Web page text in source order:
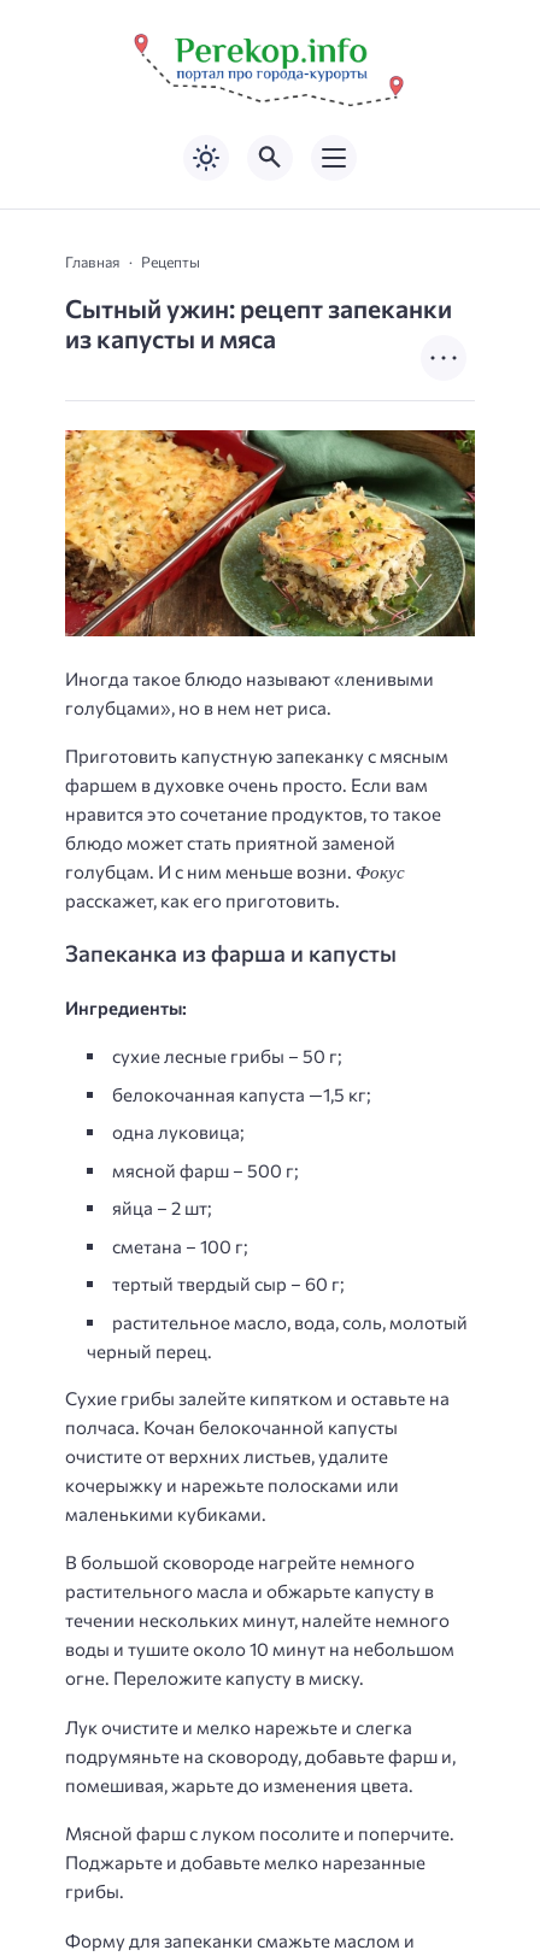
Главная Рецепты
Сытный ужин: рецепт запеканки
из капусты и мяса
Иногда такое блюдо называют «ленивыми
голубцами», но в нем нет риса.
Приготовить капустную запеканку с мясным
фаршем в духовке очень просто. Если вам
нравится это сочетание продуктов, то такое
блюдо может стать приятной заменой
голубцам. И с ним меньше возни. Фокус
расскажет, как его приготовить.
Запеканка из фарша и капусты
Ингредиенты:
сухие лесные грибы – 50 г;
белокочанная капуста —1,5 кг;
одна луковица;
мясной фарш – 500 г;
яйца – 2 шт;
сметана – 100 г;
тертый твердый сыр – 60 г;
растительное масло, вода, соль, молотый
черный перец.
Сухие грибы залейте кипятком и оставьте на
полчаса. Кочан белокочанной капусты
очистите от верхних листьев, удалите
кочерыжку и нарежьте полосками или
маленькими кубиками.
В большой сковороде нагрейте немного
растительного масла и обжарьте капусту в
течении нескольких минут, налейте немного
воды и тушите около 10 минут на небольшом
огне. Переложите капусту в миску.
Лук очистите и мелко нарежьте и слегка
подрумяньте на сковороду, добавьте фарш и,
помешивая, жарьте до изменения цвета.
Мясной фарш с луком посолите и поперчите.
Поджарьте и добавьте мелко нарезанные
грибы.
Форму для запеканки смажьте маслом и